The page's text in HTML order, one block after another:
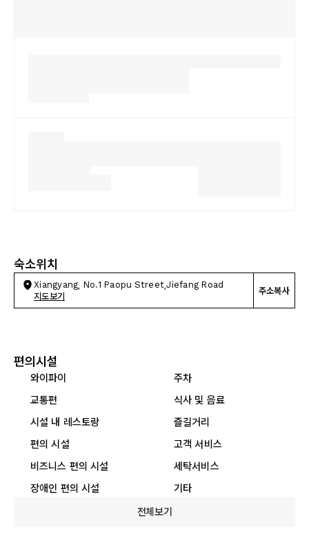
숙소위치
Xiangyang, No.1 Paopu Street,Jiefang Road
지도보기
주소복사
편의시설
와이파이
주차
교통편
식사 및 음료
시설 내 레스토랑
즐길거리
편의 시설
고객 서비스
비즈니스 편의 시설
세탁서비스
장애인 편의 시설
기타
전체보기